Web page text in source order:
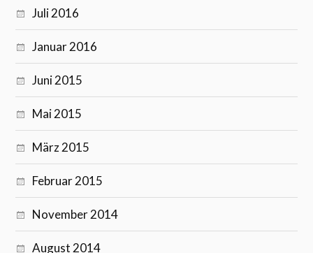
Juli 2016
Januar 2016
Juni 2015
Mai 2015
März 2015
Februar 2015
November 2014
August 2014